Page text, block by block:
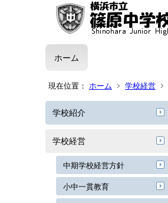
ホーム
現在位置： ホーム 学校経営
学校紹介
学校経営
中期学校経営方針
小中一貫教育